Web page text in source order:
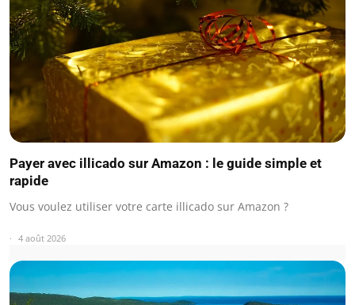
Payer avec illicado sur Amazon : le guide simple et
rapide
Vous voulez utiliser votre carte illicado sur Amazon ?
4 août 2026